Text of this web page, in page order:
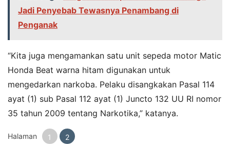
Jadi Penyebab Tewasnya Penambang di
Penganak
“Kita juga mengamankan satu unit sepeda motor Matic
Honda Beat warna hitam digunakan untuk
mengedarkan narkoba. Pelaku disangkakan Pasal 114
ayat (1) sub Pasal 112 ayat (1) Juncto 132 UU RI nomor
35 tahun 2009 tentang Narkotika,” katanya.
Halaman 1 2